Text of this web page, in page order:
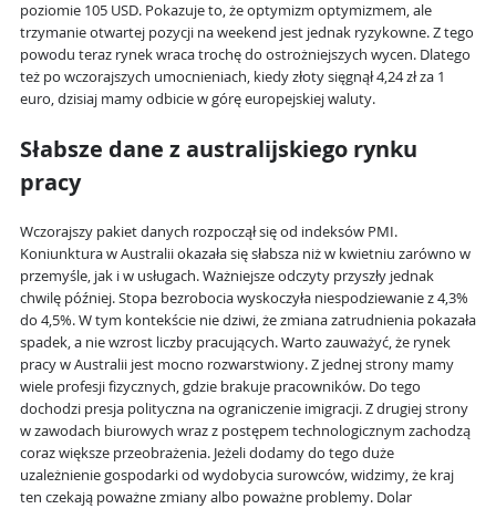
poziomie 105 USD. Pokazuje to, że optymizm optymizmem, ale
trzymanie otwartej pozycji na weekend jest jednak ryzykowne. Z tego
powodu teraz rynek wraca trochę do ostrożniejszych wycen. Dlatego
też po wczorajszych umocnieniach, kiedy złoty sięgnął 4,24 zł za 1
euro, dzisiaj mamy odbicie w górę europejskiej waluty.
Słabsze dane z australijskiego rynku
pracy
Wczorajszy pakiet danych rozpoczął się od indeksów PMI.
Koniunktura w Australii okazała się słabsza niż w kwietniu zarówno w
przemyśle, jak i w usługach. Ważniejsze odczyty przyszły jednak
chwilę później. Stopa bezrobocia wyskoczyła niespodziewanie z 4,3%
do 4,5%. W tym kontekście nie dziwi, że zmiana zatrudnienia pokazała
spadek, a nie wzrost liczby pracujących. Warto zauważyć, że rynek
pracy w Australii jest mocno rozwarstwiony. Z jednej strony mamy
wiele profesji fizycznych, gdzie brakuje pracowników. Do tego
dochodzi presja polityczna na ograniczenie imigracji. Z drugiej strony
w zawodach biurowych wraz z postępem technologicznym zachodzą
coraz większe przeobrażenia. Jeżeli dodamy do tego duże
uzależnienie gospodarki od wydobycia surowców, widzimy, że kraj
ten czekają poważne zmiany albo poważne problemy. Dolar